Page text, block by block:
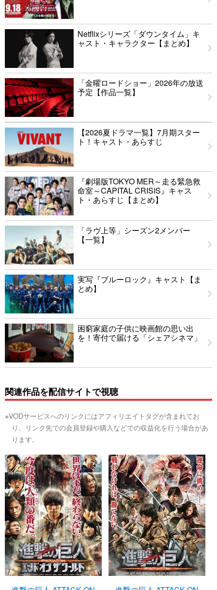
Netflixシリーズ「ダウンタイム」キ
ャスト・キャラクター【まとめ】
「金曜ロードショー」2026年の放送
予定【作品一覧】
【2026夏ドラマ一覧】7月期スター
ト！キャスト・あらすじ
『劇場版TOKYO MER～走る緊急救
命室～CAPITAL CRISIS』キャス
ト・あらすじ【まとめ】
「ラヴ上等」シーズン2メンバー
【一覧】
実写『ブルーロック』キャスト【ま
とめ】
困窮家庭の子供に映画館の思い出
を！寄付で届ける「シェアシネマ」
関連作品を配信サイトで視聴
※VODサービスへのリンクにはアフィリエイトタグが含まれてお
り、リンク先での会員登録や購入などでの収益化を行う場合があ
ります。